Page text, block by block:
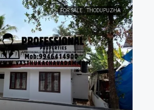
FOR SALE THODUPUZHA